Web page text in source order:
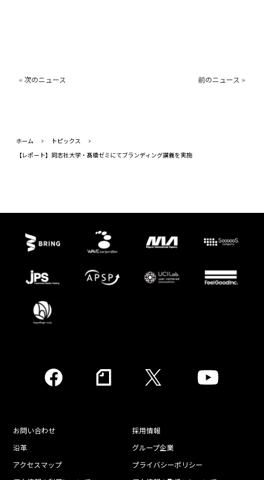
ホーム > トピックス
>
【レポート】同志社大学・髙橋ゼミにてブランディング講義を実施
« 次のニュース 前のニュース »
お問い合わせ 採用情報
沿革 グループ企業
アクセスマップ プライバシーポリシー